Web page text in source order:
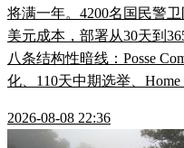
将满一年。4200名国民警
美元成本，部署从30天到
八条结构性暗线：Posse
化、110天中期选举、Home
2026-08-08 22:36